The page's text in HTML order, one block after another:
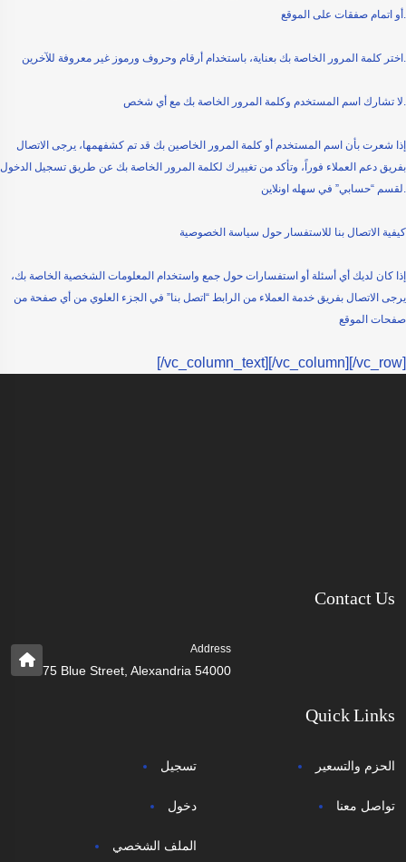
أو اتمام صفقات على الموقع.
اختر كلمة المرور الخاصة بك بعناية، باستخدام أرقام وحروف ورموز غير معروفة للآخرين.
لا تشارك اسم المستخدم وكلمة المرور الخاصة بك مع أي شخص.
إذا شعرت بأن اسم المستخدم أو كلمة المرور الخاصين بك قد تم كشفهمها، يرجى الاتصال
بفريق دعم العملاء فوراً، وتأكد من تغييرك لكلمة المرور الخاصة بك عن طريق تسجيل الدخول
لقسم “حسابي” في سهله اونلاين.
كيفية الاتصال بنا للاستفسار حول سياسة الخصوصية
إذا كان لديك أي أسئلة أو استفسارات حول جمع واستخدام المعلومات الشخصية الخاصة بك،
يرجى الاتصال بفريق خدمة العملاء من الرابط “اتصل بنا” في الجزء العلوي من أي صفحة من
صفحات الموقع
[/vc_column_text][/vc_column][/vc_row]
Contact Us
Address
75 Blue Street, Alexandria 54000
Quick Links
تسجيل
دخول
الملف الشخصي
الحزم والتسعير
تواصل معنا